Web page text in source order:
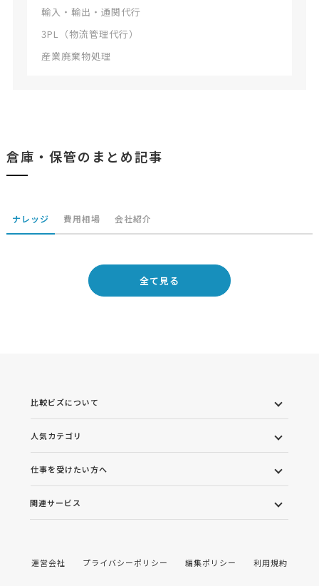
輸入・輸出・通関代行
3PL（物流管理代行）
産業廃棄物処理
倉庫・保管のまとめ記事
ナレッジ 費用相場 会社紹介
全て見る
比較ビズについて
人気カテゴリ
仕事を受けたい方へ
関連サービス
運営会社 プライバシーポリシー 編集ポリシー 利用規約